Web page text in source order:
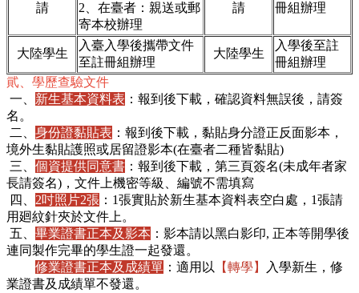
請
2、在臺者：親送或郵
寄本校辦理
請
冊組辦理
大陸學生
入臺入學後攜帶文件
至註冊組辦理
大陸學生
入學後至註
冊組辦理
貮、學歷查驗文件
一、 新生基本資料表 ：報到後下載，確認資料無誤後，請簽
名。
二、 身份證黏貼表 ：報到後下載，黏貼身分證正反面影本，
境外生黏貼護照或居留證影本(在臺者二種皆黏貼)
三、 個資提供同意書 ：報到後下載，第三頁簽名(未成年者家
長請簽名)，文件上機密等級、編號不需填寫
四、 2吋照片2張 ：1張實貼於新生基本資料表空白處，1張請
用廻紋針夾於文件上。
五、 畢業證書正本及影本 ：影本請以黑白影印, 正本等開學後
連同製作完畢的學生證一起發還。
修業證書正本及成績單 ：適用以 【轉學】
入學新生，修
業證書及成績單不發還。